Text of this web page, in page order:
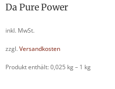
Da Pure Power
inkl. MwSt.
zzgl.Versandkosten
Produkt enthält: 0,025 kg– 1 kg